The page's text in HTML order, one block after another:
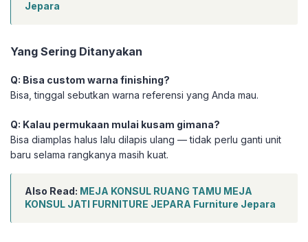
Jepara
Yang Sering Ditanyakan
Q: Bisa custom warna finishing?
Bisa, tinggal sebutkan warna referensi yang Anda mau.
Q: Kalau permukaan mulai kusam gimana?
Bisa diamplas halus lalu dilapis ulang — tidak perlu ganti unit
baru selama rangkanya masih kuat.
Also Read: MEJA KONSUL RUANG TAMU MEJA
KONSUL JATI FURNITURE JEPARA Furniture Jepara